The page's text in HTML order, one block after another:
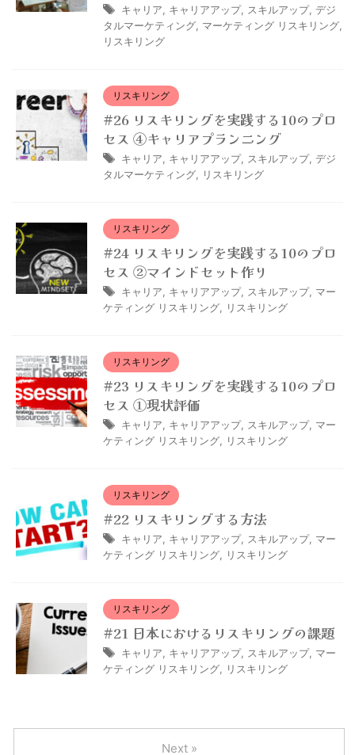
キャリア, キャリアアップ, スキルアップ, デジ
タルマーケティング, マーケティング リスキリング,
リスキリング
リスキリング
#26 リスキリングを実践する10のプロ
セス ④キャリアプランニング
キャリア, キャリアアップ, スキルアップ, デジ
タルマーケティング, リスキリング
リスキリング
#24 リスキリングを実践する10のプロ
セス ②マインドセット作り
キャリア, キャリアアップ, スキルアップ, マー
ケティング リスキリング, リスキリング
リスキリング
#23 リスキリングを実践する10のプロ
セス ①現状評価
キャリア, キャリアアップ, スキルアップ, マー
ケティング リスキリング, リスキリング
リスキリング
#22 リスキリングする方法
キャリア, キャリアアップ, スキルアップ, マー
ケティング リスキリング, リスキリング
リスキリング
#21 日本におけるリスキリングの課題
キャリア, キャリアアップ, スキルアップ, マー
ケティング リスキリング, リスキリング
Next »